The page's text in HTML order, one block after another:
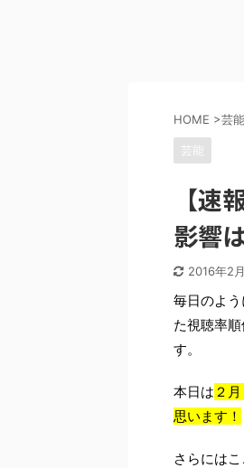
HOME >芸能
芸能
【速
影響
2016年2
毎日のよ
た視聴率
す。
本日は ２
思います！
さらには